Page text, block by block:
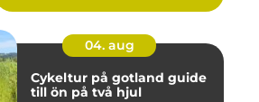
04. aug
Cykeltur på gotland guide
till ön på två hjul